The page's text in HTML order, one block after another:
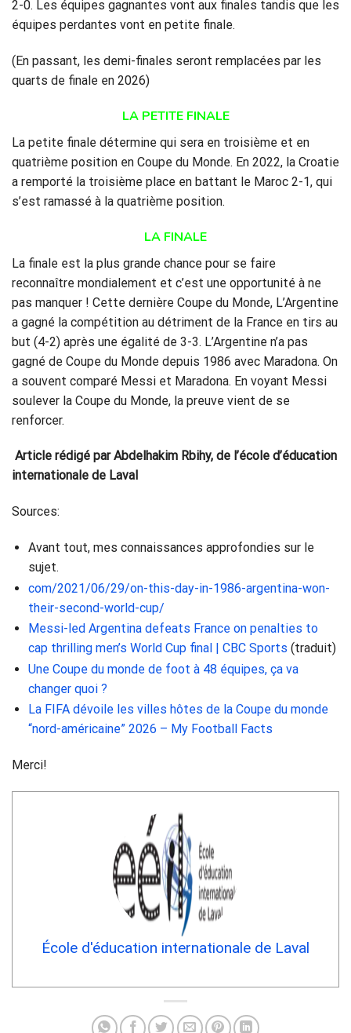
2-0. Les équipes gagnantes vont aux finales tandis que les
équipes perdantes vont en petite finale.
(En passant, les demi-finales seront remplacées par les
quarts de finale en 2026)
LA PETITE FINALE
La petite finale détermine qui sera en troisième et en
quatrième position en Coupe du Monde. En 2022, la Croatie
a remporté la troisième place en battant le Maroc 2-1, qui
s’est ramassé à la quatrième position.
LA FINALE
La finale est la plus grande chance pour se faire
reconnaître mondialement et c’est une opportunité à ne
pas manquer ! Cette dernière Coupe du Monde, L’Argentine
a gagné la compétition au détriment de la France en tirs au
but (4-2) après une égalité de 3-3. L’Argentine n’a pas
gagné de Coupe du Monde depuis 1986 avec Maradona. On
a souvent comparé Messi et Maradona. En voyant Messi
soulever la Coupe du Monde, la preuve vient de se
renforcer.
Article rédigé par Abdelhakim Rbihy, de l’école d’éducation
internationale de Laval
Sources:
Avant tout, mes connaissances approfondies sur le
sujet.
com/2021/06/29/on-this-day-in-1986-argentina-won-
their-second-world-cup/
Messi-led Argentina defeats France on penalties to
cap thrilling men’s World Cup final | CBC Sports (traduit)
Une Coupe du monde de foot à 48 équipes, ça va
changer quoi ?
La FIFA dévoile les villes hôtes de la Coupe du monde
“nord-américaine” 2026 – My Football Facts
Merci!
École d'éducation internationale de Laval